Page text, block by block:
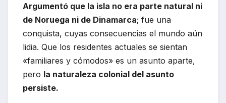
Argumentó que la isla no era parte natural ni
de Noruega ni de Dinamarca; fue una
conquista, cuyas consecuencias el mundo aún
lidia. Que los residentes actuales se sientan
«familiares y cómodos» es un asunto aparte,
pero la naturaleza colonial del asunto
persiste.